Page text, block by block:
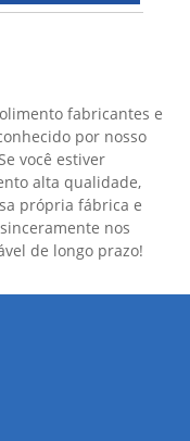
fabricantes e
por nosso
você estiver
alta qualidade,
própria fábrica e
nos
de longo prazo!